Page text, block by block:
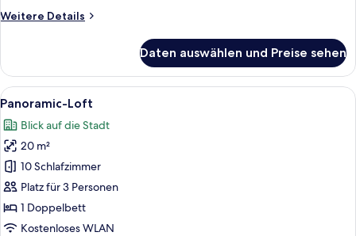
anzeigen
Weitere Details
Weitere
Zimmer,
Queen-
Daten auswählen und Preise sehen
Alle
Fotos
für
Panoramic-
Loft
anzeigen
Ein Hotelzimmer mit einem großen
5
Panoramic-Loft
Blick auf die Stadt
20 m²
10 Schlafzimmer
Platz für 3 Personen
1 Doppelbett
Kostenloses WLAN